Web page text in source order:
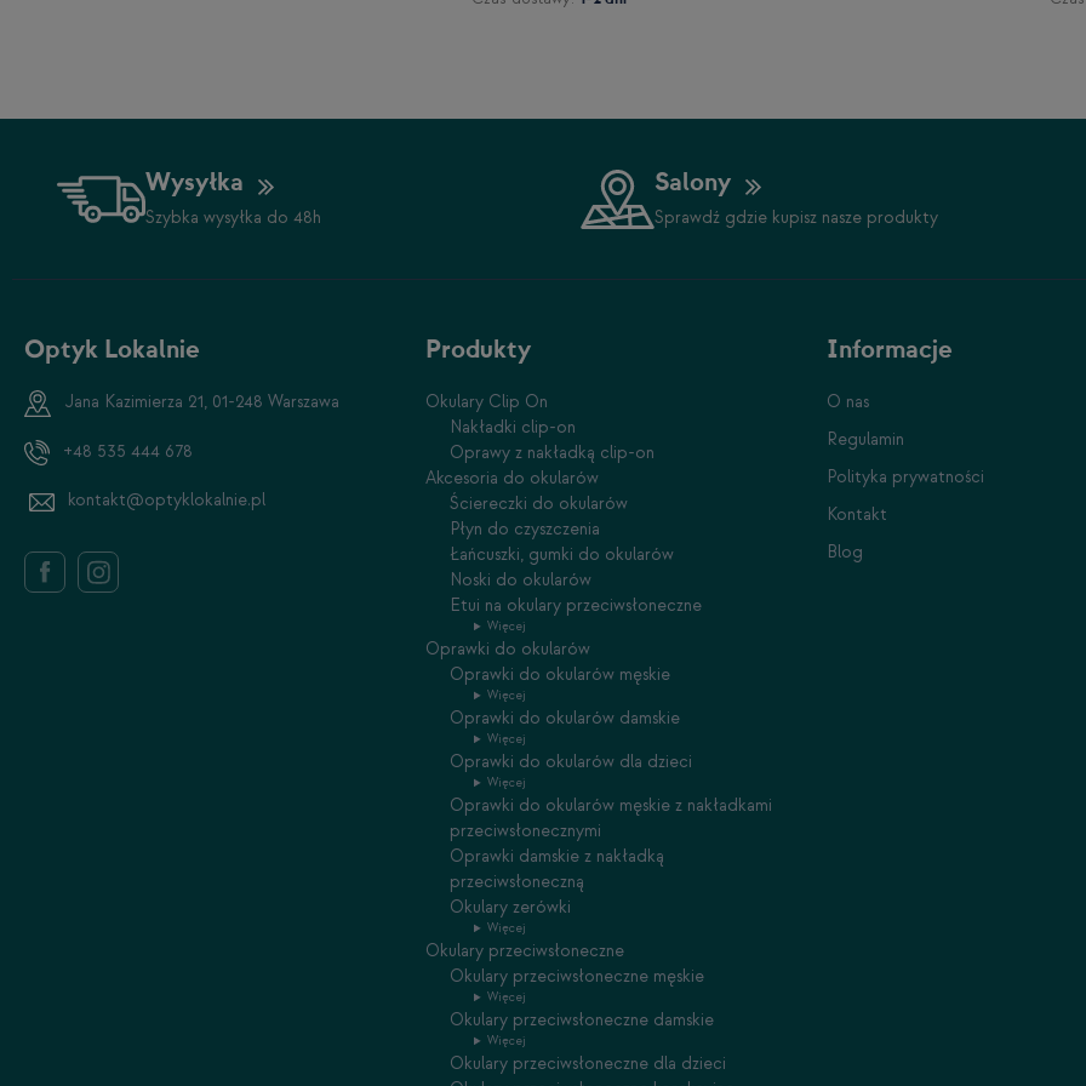
Wysyłka
Szybka wysyłka do 48h
Salony
Sprawdź gdzie kupisz nasze produkty
Optyk Lokalnie
Jana Kazimierza 21, 01-248 Warszawa
+48 535 444 678
kontakt@optyklokalnie.pl
Produkty
Okulary Clip On
Nakładki clip-on
Oprawy z nakładką clip-on
Akcesoria do okularów
Ściereczki do okularów
Płyn do czyszczenia
Łańcuszki, gumki do okularów
Noski do okularów
Etui na okulary przeciwsłoneczne
Więcej
Oprawki do okularów
Oprawki do okularów męskie
Więcej
Oprawki do okularów damskie
Więcej
Oprawki do okularów dla dzieci
Więcej
Oprawki do okularów męskie z nakładkami
przeciwsłonecznymi
Oprawki damskie z nakładką
przeciwsłoneczną
Okulary zerówki
Więcej
Okulary przeciwsłoneczne
Okulary przeciwsłoneczne męskie
Więcej
Okulary przeciwsłoneczne damskie
Więcej
Okulary przeciwsłoneczne dla dzieci
Informacje
O nas
Regulamin
Polityka prywatności
Kontakt
Blog